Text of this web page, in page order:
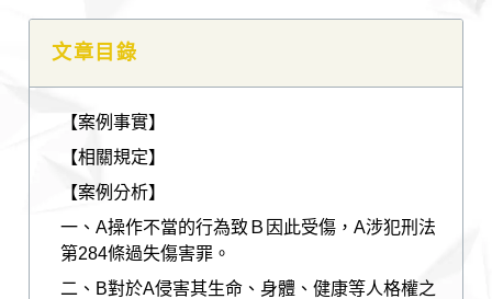
文章目錄
【案例事實】
【相關規定】
【案例分析】
一、A操作不當的行為致Ｂ因此受傷，A涉犯刑法
第284條過失傷害罪。
二、B對於A侵害其生命、身體、健康等人格權之